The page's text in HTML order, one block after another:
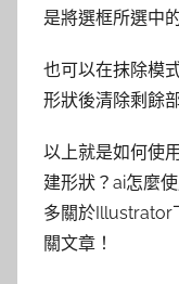
是將選框所選中
也可以在抹除模
形狀後清除剩餘
以上就是如何使
建形狀？ai怎麼
多關於Illustrator
關文章！